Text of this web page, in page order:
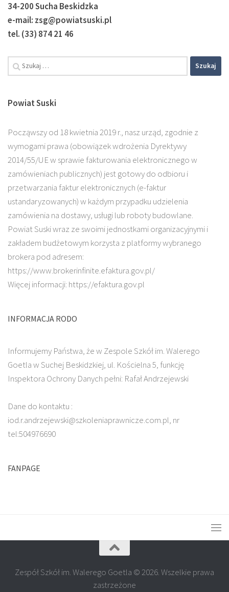
34-200 Sucha Beskidzka
e-mail: zsg@powiatsuski.pl
tel. (33) 874 21 46
Powiat Suski
Począwszy od 18 kwietnia 2019 r., nasz urząd, zgodnie z
wymogami prawa (obowiązek wdrożenia Dyrektywy
2014/55/UE w sprawie fakturowania elektronicznego w
zamówieniach publicznych) jest gotowy do odbioru i
przetwarzania faktur elektronicznych (e-faktur
ustandaryzowanych) w każdym przypadku udzielenia
zamówienia na dostawy, usługi lub roboty budowlane.
Powiat Suski wraz ze swoimi jednostkami organizacyjnymi i
zakładem budżetowym korzysta z platformy wybranego
brokera pod adresem:
https://www.brokerinfinite.efaktura.gov.pl/
Więcej informacji: https://efaktura.gov.pl
INFORMACJA RODO
Informujemy Państwa, że w Zespole Szkół im. Walerego
Goetla w Suchej Beskidzkiej, ul. Kościelna 5, funkcję
Inspektora Ochrony Danych pełni: Rafał Andrzejewski
Dane do kontaktu :
iod.r.andrzejewski@szkoleniaprawnicze.com.pl, nr
tel:504976690
FANPAGE
Zespół Szkół im. Walerego Goetla © 2026. Wszelkie prawa
zastrzeżone